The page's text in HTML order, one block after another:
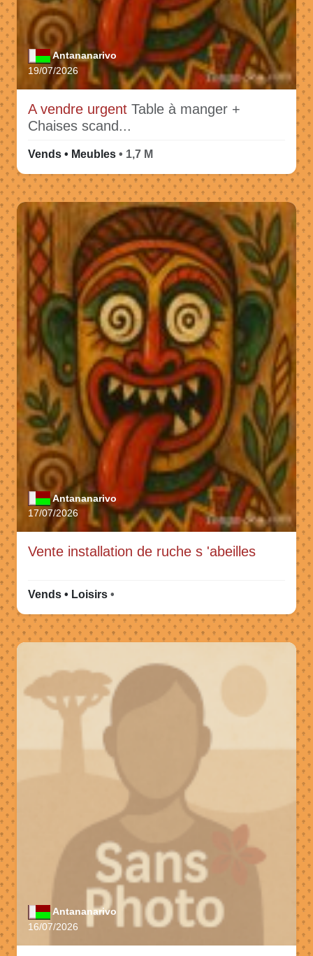
Antananarivo
19/07/2026
A vendre urgent Table à manger +
Chaises scand...
Vends • Meubles • 1,7 M
Antananarivo
17/07/2026
Vente installation de ruche s 'abeilles
Vends • Loisirs •
Antananarivo
16/07/2026